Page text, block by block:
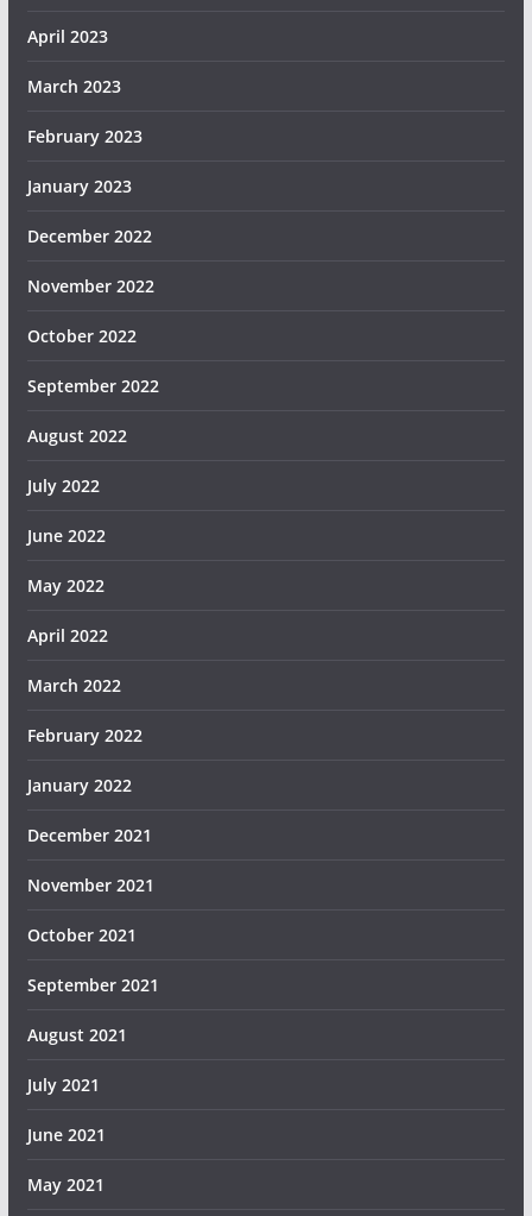
April 2023
March 2023
February 2023
January 2023
December 2022
November 2022
October 2022
September 2022
August 2022
July 2022
June 2022
May 2022
April 2022
March 2022
February 2022
January 2022
December 2021
November 2021
October 2021
September 2021
August 2021
July 2021
June 2021
May 2021